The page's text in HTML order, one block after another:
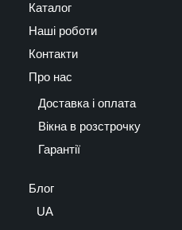
Каталог
Наші роботи
Контакти
Про нас
Доставка і оплата
Вікна в розстрочку
Гарантії
Блог
UA
700
Більше інформації можете
безкоштовно